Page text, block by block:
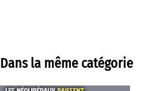
Dans la même catégorie